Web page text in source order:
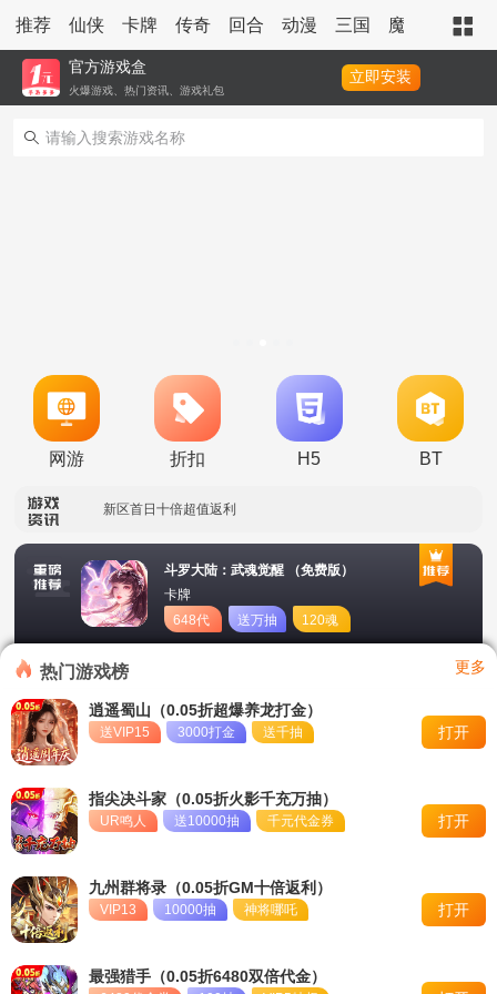
推荐 仙侠 卡牌 传奇 回合 动漫 三国 魔幻 策略
官方游戏盒
火爆游戏、热门资讯、游戏礼包
立即安装
网游 折扣 H5 BT
单日大额福利
新区首日十倍超值返利
单日大额福利
转游活动
永久单日累充活动
称号定制活动
斗罗大陆：武魂觉醒 （免费版）
卡牌
648代
币
送万抽
120魂
币
热门游戏榜 更多
逍遥蜀山（0.05折超爆养龙打金）
送VIP15 3000打金 送千抽 打开
指尖决斗家（0.05折火影千充万抽）
UR鸣人 送10000抽 千元代金券 打开
九州群将录（0.05折GM十倍返利）
VIP13 10000抽 神将哪吒 打开
最强猎手（0.05折6480双倍代金）